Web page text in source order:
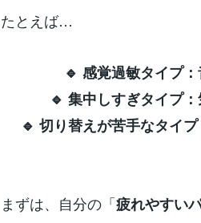
たとえば…
🔹 感覚過敏タイプ
🔹 集中しすぎタイプ
🔹 切り替えが苦手なタイ
まずは、自分の「疲れやすい